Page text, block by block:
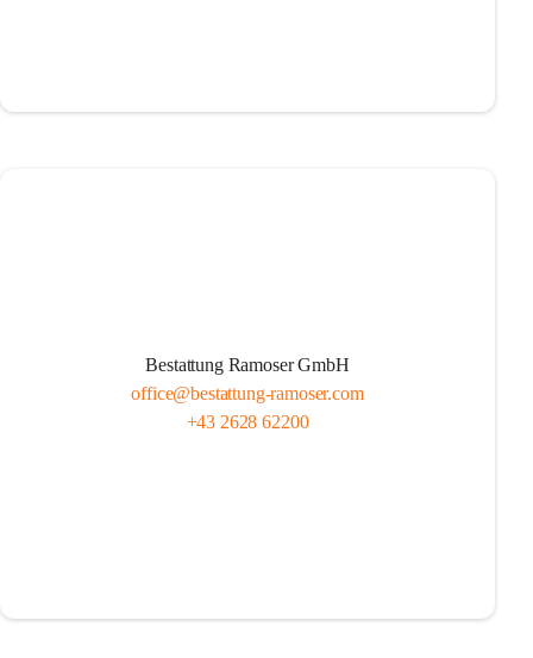
Bestattung Ramoser GmbH
office@bestattung-ramoser.com
+43 2628 62200